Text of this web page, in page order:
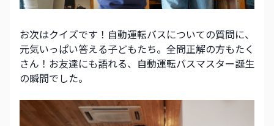
お次はクイズです！自動運転バスについての質問に、
元気いっぱい答える子どもたち。全問正解の方もたく
さん！お友達にも語れる、自動運転バスマスター誕生
の瞬間でした。